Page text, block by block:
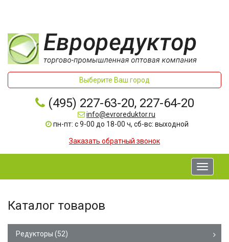
Выберите Ваш город
(495) 227-63-20, 227-64-20
info@evroreduktor.ru
пн-пт: с 9-00 до 18-00 ч, сб-вс: выходной
Заказать обратный звонок
Toggle
Каталог товаров
Редукторы (52)